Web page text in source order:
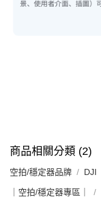
商品相關分類 (2)
空拍/穩定器品牌 DJI
｜空拍/穩定器專區｜